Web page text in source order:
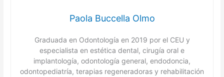
Paola Buccella Olmo
Graduada en Odontología en 2019 por el CEU y
especialista en estética dental, cirugía oral e
implantología, odontología general, endodoncia,
odontopediatría, terapias regeneradoras y rehabilitación